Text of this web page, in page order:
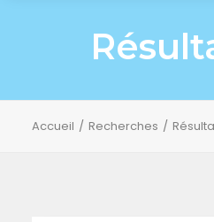
Accueil Recherches